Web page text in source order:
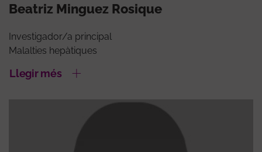
Beatriz Minguez Rosique
Investigador/a principal
Malalties hepàtiques
Llegir més